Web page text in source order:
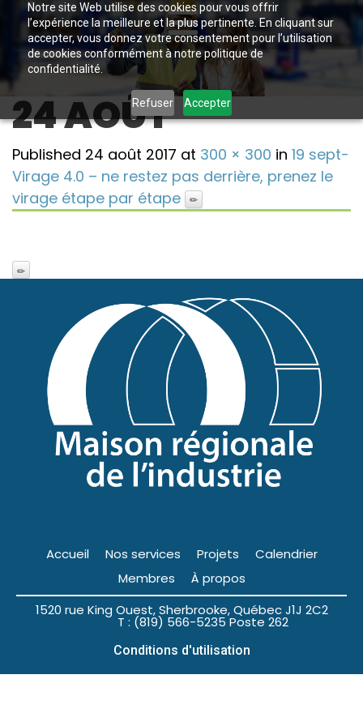
Notre site Web utilise des cookies pour vous offrir
l’expérience la meilleure et la plus pertinente. En cliquant sur
accepter, vous donnez votre consentement pour l’utilisation
de cookies conformément à notre politique de
confidentialité.
Refuser Accepter
24 AOÛT
Published 24 août 2017 at 300 × 300 in 19 sept-
Virage 4.0 – ne restez pas derrière, prenez le
virage étape par étape
Accueil Nos services Projets
Calendrier
Membres
À propos
1520 rue King Ouest, Sherbrooke, Québec J1J 2C2
T : (819) 566-5235 Poste 262
Conditions d'utilisation